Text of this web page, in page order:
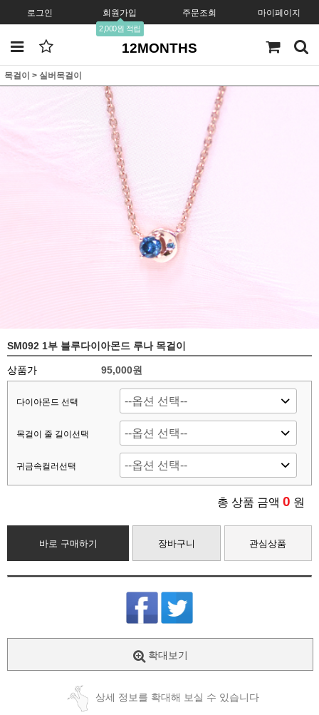
로그인 회원가입
2,000원 적립
주문조회 마이페이지
12MONTHS
목걸이 > 실버목걸이
SM092 1부 블루다이아몬드 루나 목걸이
상품가 95,000원
다이아몬드 선택
목걸이 줄 길이선택
귀금속컬러선택
총 상품 금액 0 원
바로 구매하기 장바구니 관심상품
확대보기
상세 정보를 확대해 보실 수 있습니다